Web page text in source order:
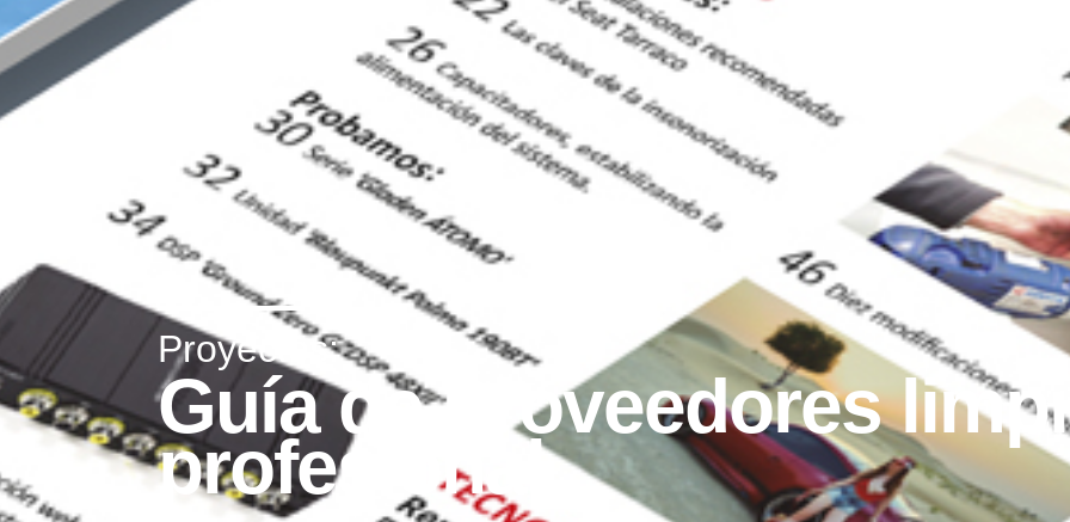
Proyectos:
Guía de Proveedores
profesional